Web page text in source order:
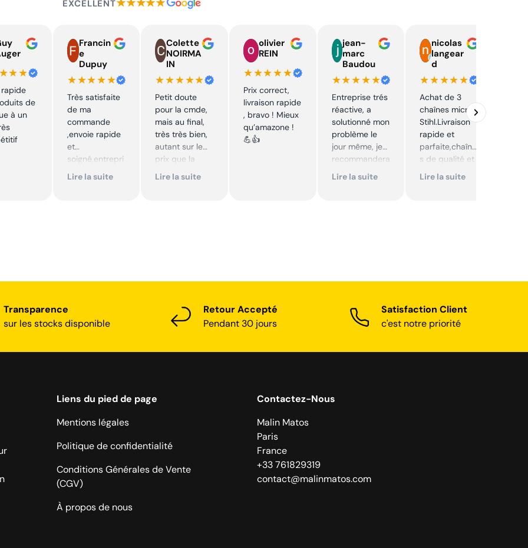
EXCELLENT★★★★★
rapide
de
à un
Francin
e
Dupuy
★★★★★
Très satisfaite
de ma
commande
,envoie rapide
et
soigné,entrepri
se sérieuse
Lire la suite
Colette
NOIRMA
IN
★★★★★
Petit doute
pour la cmde,
mais au final,
très très bien,
autant sur le
prix que la
qualité sur le
Lire la suite
olivier
REIN
★★★★★
Prix correct,
livraison rapide
, bravo ! Mieux
qu’amazone !
💪👍
jean-
marc
Baudou
★★★★★
Entreprise trés
réactive, a
solutionné mon
problème le
jour même, je
recommandera
i. Articles bien
Lire la suite
nicolas
langear
d
★★★★★
Achat de 3
chaînes micro
Stihl.Livraison
rapide et
parfaite,chaîne
s de qualité et
prix très
Lire la suite
Transparence
sur les stocks disponible
Retour Accepté
Pendant 30 jours
Satisfaction Client
c'est notre priorité
Liens du pied de page
Mentions légales
Politique de confidentialité
Conditions Générales de Vente
(CGV)
À propos de nous
Contactez-Nous
Malin Matos
Paris
France
+33 761829319
contact@malinmatos.com